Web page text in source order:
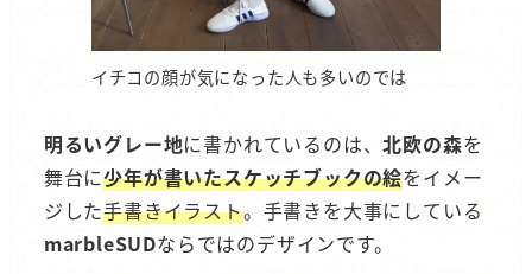
イチコの顔が気になった人も多いのでは
明るいグレー地に書かれているのは、北欧の森を
舞台に少年が書いたスケッチブックの絵をイメー
ジした手書きイラスト。手書きを大事にしている
marbleSUDならではのデザインです。